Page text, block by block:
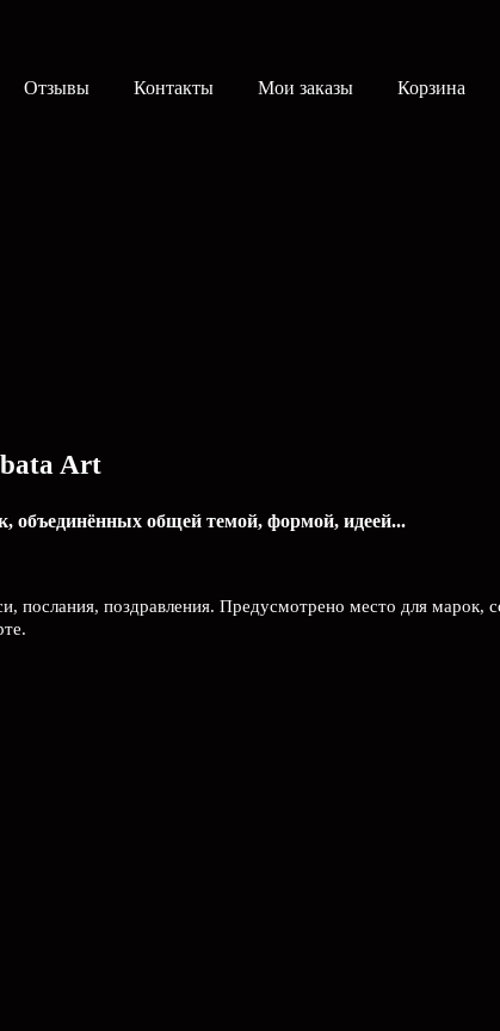
Отзывы Контакты Мои заказы Корзина
Art
объединённых общей темой, формой, идеей...
послания, поздравления. Предусмотрено место для марок,